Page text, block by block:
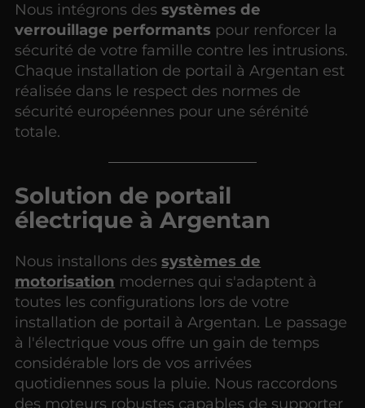
Nous intégrons dessystèmes de
verrouillage performants pour renforcer la
sécurité de votre famille contre les intrusions.
Chaque installation de portail à Argentan est
réalisée dans le respect des normes de
sécurité européennes pour une sérénité
totale.
Solution de portail
électrique à Argentan
Nous installons dessystèmes de
motorisation modernes qui s'adaptent à
toutes les configurations lors de votre
installation de portail à Argentan. Le passage
à l'électrique vous offre un gain de temps
considérable lors de vos arrivées
quotidiennes sous la pluie. Nous raccordons
des moteurs robustes capables de supporter